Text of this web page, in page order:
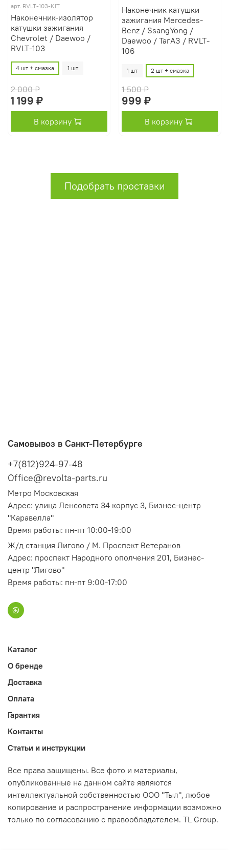
арт. RVLT-103-KIT
Наконечник-изолятор
катушки зажигания
Chevrolet / Daewoo /
RVLT-103
4 шт + смазка 1 шт
2 000 ₽
1 199 ₽
В корзину
Наконечник катушки
зажигания Mercedes-
Benz / SsangYong /
Daewoo / ТагАЗ / RVLT-
106
1 шт 2 шт + смазка
1 500 ₽
999 ₽
В корзину
Подобрать проставки
Самовывоз в Санкт-Петербурге
+7(812)924-97-48
Office@revolta-parts.ru
Метро Московская
Адрес: улица Ленсовета 34 корпус 3, Бизнес-центр
"Каравелла"
Время работы: пн-пт 10:00-19:00
Ж/д станция Лигово / М. Проспект Ветеранов
Адрес: проспект Народного ополчения 201, Бизнес-
центр "Лигово"
Время работы: пн-пт 9:00-17:00
Каталог
О бренде
Доставка
Оплата
Гарантия
Контакты
Статьи и инструкции
Все права защищены. Все фото и материалы,
опубликованные на данном сайте являются
интеллектуальной собственностью ООО "Тыл", любое
копирование и распространение информации возможно
только по согласованию с правообладателем. TL Group.